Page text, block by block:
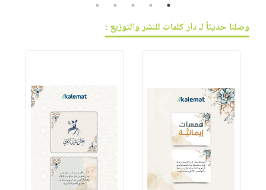
1
2
3
4
5
وصلنا حديثاً لـ دار كلمات للنشر والتوزيع :